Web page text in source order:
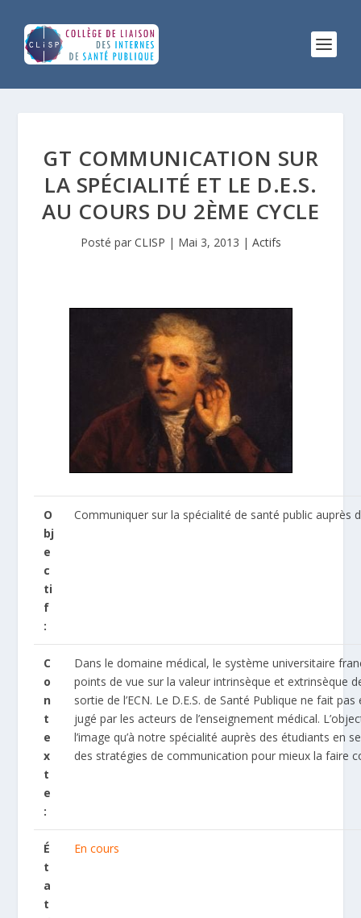
GT COMMUNICATION SUR
LA SPÉCIALITÉ ET LE D.E.S.
AU COURS DU 2ÈME CYCLE
Posté par CLISP | Mai 3, 2013 | Actifs
O
bj
e
c
ti
f
:
Communiquer sur la spécialité de santé public auprès
C
o
n
t
e
x
t
e
:
Dans le domaine médical, le système universitaire
points de vue sur la valeur intrinsèque et extrinsèque
sortie de l’ECN. Le D.E.S. de Santé Publique ne fait
jugé par les acteurs de l’enseignement médical.
l’image qu’à notre spécialité auprès des étudiants en
des stratégies de communication pour mieux la faire
É
t
a
t
En cours